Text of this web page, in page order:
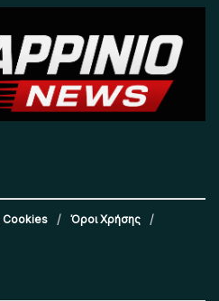
Cookies
Όροι Χρήσης